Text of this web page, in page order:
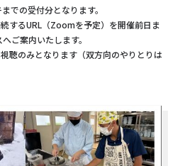
での受付分となります。
するURL（Zoomを予定）を開催前日ま
ご案内いたします。
聴のみとなります（双方向のやりとりは